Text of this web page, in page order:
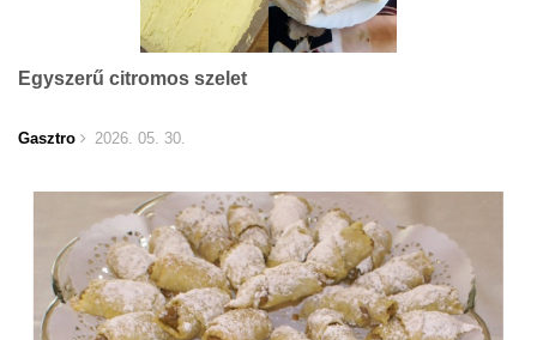
Egyszerű citromos szelet
Gasztro 2026. 05. 30.